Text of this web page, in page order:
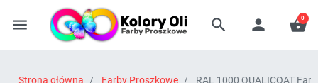
   
0
Strona główna Farby Proszkowe RAL 1000 QUALICOAT